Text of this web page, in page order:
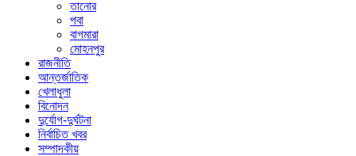
তানোর
পবা
বাগমারা
মোহনপুর
রাজনীতি
আন্তর্জাতিক
খেলাধুলা
বিনোদন
দুর্যোগ-দুর্ঘটনা
নির্বাচিত খবর
সম্পাদকীয়